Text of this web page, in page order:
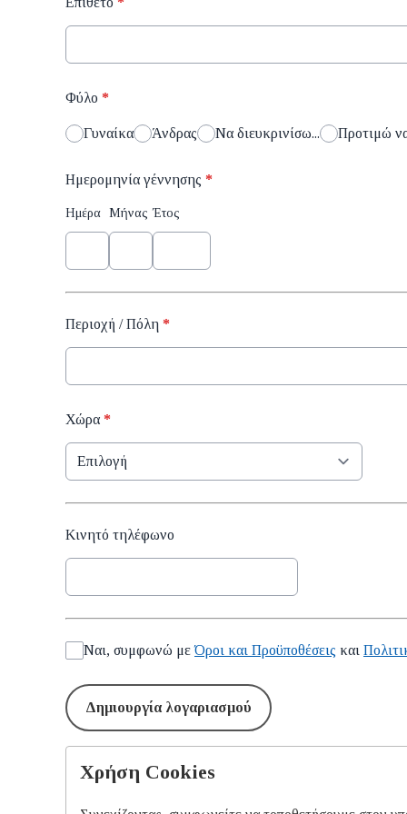
Φύλο *
Γυναίκα Άνδρας Να διευκρινίσω... Προτιμώ
Ημερομηνία γέννησης *
Ημέρα Μήνας Έτος
Περιοχή / Πόλη *
Χώρα *
Κινητό τηλέφωνο
Ναι, συμφωνώ μεΌροι και Προϋποθέσεις και
This can be left alone:
Δημιουργία λογαριασμού
Χρήση Cookies